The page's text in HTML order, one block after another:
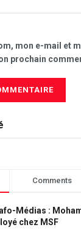
mon e-mail et
prochain
Comments
Médias :
chez MSF